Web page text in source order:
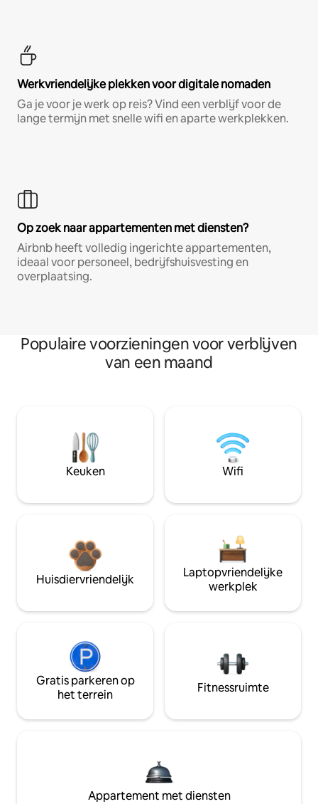
Werkvriendelijke plekken voor digitale nomaden
Ga je voor je werk op reis? Vind een verblijf voor de
lange termijn met snelle wifi en aparte werkplekken.
Op zoek naar appartementen met diensten?
Airbnb heeft volledig ingerichte appartementen,
ideaal voor personeel, bedrijfshuisvesting en
overplaatsing.
Populaire voorzieningen voor verblijven
van een maand
Keuken Wifi
Huisdiervriendelijk
Laptopvriendelijke
werkplek
Gratis parkeren op
het terrein
Fitnessruimte
Appartement met diensten